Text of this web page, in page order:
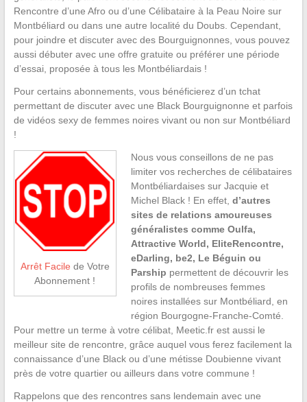
Rencontre d’une Afro ou d’une Célibataire à la Peau Noire sur
Montbéliard ou dans une autre localité du Doubs. Cependant,
pour joindre et discuter avec des Bourguignonnes, vous pouvez
aussi débuter avec une offre gratuite ou préférer une période
d’essai, proposée à tous les Montbéliardais !
Pour certains abonnements, vous bénéficierez d’un tchat
permettant de discuter avec une Black Bourguignonne et parfois
de vidéos sexy de femmes noires vivant ou non sur Montbéliard
!
Arrêt Facile de Votre
Abonnement !
Nous vous conseillons de ne pas
limiter vos recherches de célibataires
Montbéliardaises sur Jacquie et
Michel Black ! En effet, d’autres
sites de relations amoureuses
généralistes comme Oulfa,
Attractive World, EliteRencontre,
eDarling, be2, Le Béguin ou
Parship permettent de découvrir les
profils de nombreuses femmes
noires installées sur Montbéliard, en
région Bourgogne-Franche-Comté.
Pour mettre un terme à votre célibat, Meetic.fr est aussi le
meilleur site de rencontre, grâce auquel vous ferez facilement la
connaissance d’une Black ou d’une métisse Doubienne vivant
près de votre quartier ou ailleurs dans votre commune !
Rappelons que des rencontres sans lendemain avec une